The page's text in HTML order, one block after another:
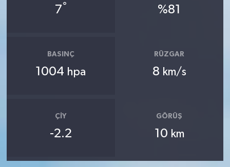
7° %81
BASINÇ
1004 hpa
RÜZGAR
8 km/s
ÇIY
-2.2
GÖRÜŞ
10 km